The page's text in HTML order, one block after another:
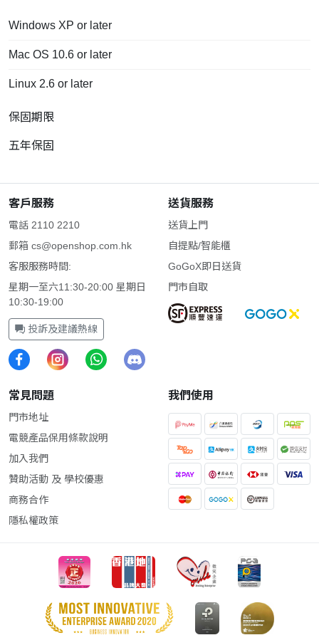
Windows XP or later
Mac OS 10.6 or later
Linux 2.6 or later
保固期限
五年保固
客戶服務
電話 2110 2210
郵箱 cs@openshop.com.hk
客服服務時間:
星期一至六11:30-20:00 星期日
10:30-19:00
投訴及建議熱線
送貨服務
送貨上門
自提點/智能櫃
GoGoX即日送貨
門市自取
常見問題
門市地址
電競產品保用條款說明
加入我們
贊助活動 及 學校優惠
商務合作
隱私權政策
我們使用